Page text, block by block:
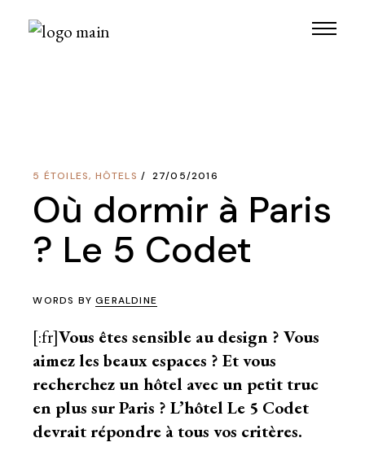
5 ÉTOILES, HÔTELS 27/05/2016
Où dormir à Paris
? Le 5 Codet
WORDS BYGERALDINE
[:fr]Vous êtes sensible au design ? Vous
aimez les beaux espaces ? Et vous
recherchez un hôtel avec un petit truc
en plus sur Paris ? L’hôtel Le 5 Codet
devrait répondre à tous vos critères.